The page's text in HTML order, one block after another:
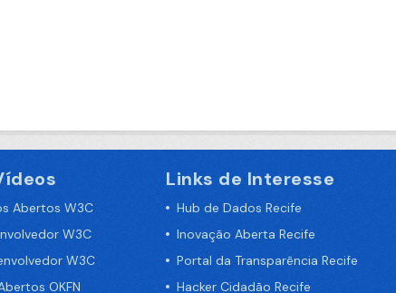
Abertos W3C
W3C
W3C
OKFN
Links de Interesse
Hub de Dados Recife
Inovação Aberta Recife
Portal da Transparência Recife
Hacker Cidadão Recife